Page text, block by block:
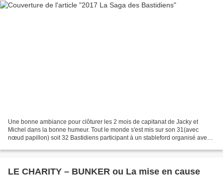
Une bonne ambiance pour clôturer les 2 mois de capitanat de Jacky et
Michel dans la bonne humeur. Tout le monde s'est mis sur son 31(avec
nœud papillon) soit 32 Bastidiens participant à un stableford organisé avec
LE CHARITY – BUNKER ou La mise en cause